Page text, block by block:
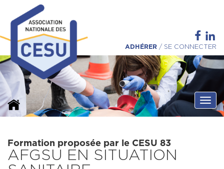
ADHÉRER / SE CONNECTER
Formation proposée par le CESU 83
AFGSU EN SITUATION